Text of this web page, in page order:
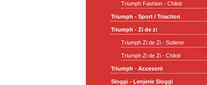
Triumph Fashion - Chiloti
Triumph - Sport / Triaction
Triumph - Zi de zi
Triumph Zi de Zi - Sutiene
Triumph Zi de Zi - Chiloti
Triumph - Accesorii
Sloggi - Lenjerie Sloggi